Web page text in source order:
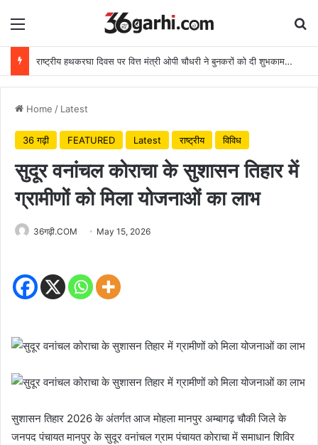
Menu
राष्ट्रीय हथकरघा दिवस पर वित्त मंत्री ओपी चौधरी ने बुनकरों को दी शुभकामनाएं
Home / Latest
36 गढ़ी FEATURED Latest राष्ट्रीय विविध
सुदूर वनांचल कोराचा के सुशासन तिहार में
ग्रामीणों को मिला योजनाओं का लाभ
36गढ़ी.COM May 15, 2026
सुशासन तिहार 2026 के अंतर्गत आज मोहला मानपुर अम्बागढ़ चौकी जिले के
जनपद पंचायत मानपुर के सुदूर वनांचल ग्राम पंचायत कोराचा में समाधान शिविर